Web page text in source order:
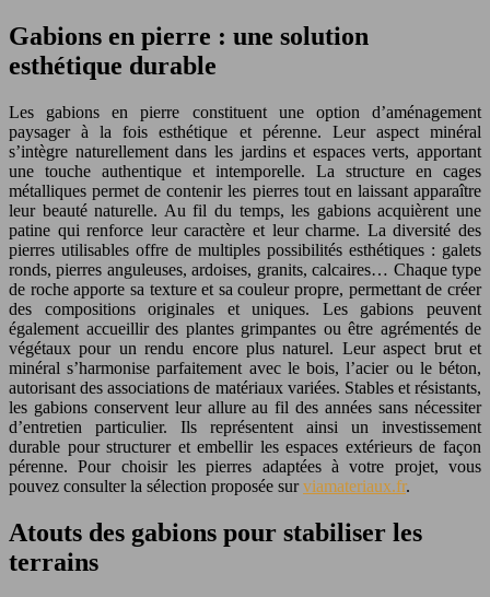
Gabions en pierre : une solution
esthétique durable
Les gabions en pierre constituent une option d’aménagement
paysager à la fois esthétique et pérenne. Leur aspect minéral
s’intègre naturellement dans les jardins et espaces verts, apportant
une touche authentique et intemporelle. La structure en cages
métalliques permet de contenir les pierres tout en laissant apparaître
leur beauté naturelle. Au fil du temps, les gabions acquièrent une
patine qui renforce leur caractère et leur charme. La diversité des
pierres utilisables offre de multiples possibilités esthétiques : galets
ronds, pierres anguleuses, ardoises, granits, calcaires… Chaque type
de roche apporte sa texture et sa couleur propre, permettant de créer
des compositions originales et uniques. Les gabions peuvent
également accueillir des plantes grimpantes ou être agrémentés de
végétaux pour un rendu encore plus naturel. Leur aspect brut et
minéral s’harmonise parfaitement avec le bois, l’acier ou le béton,
autorisant des associations de matériaux variées. Stables et résistants,
les gabions conservent leur allure au fil des années sans nécessiter
d’entretien particulier. Ils représentent ainsi un investissement
durable pour structurer et embellir les espaces extérieurs de façon
pérenne. Pour choisir les pierres adaptées à votre projet, vous
pouvez consulter la sélection proposée surviamateriaux.fr.
Atouts des gabions pour stabiliser les
terrains